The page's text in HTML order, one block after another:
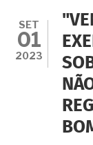
SET
01
2023